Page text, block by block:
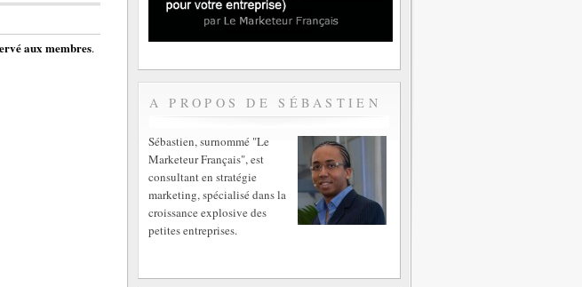
aux membres.
A PROPOS DE SÉBASTIEN
Sébastien, surnommé "Le
Marketeur Français", est
consultant en stratégie
marketing, spécialisé dans la
croissance explosive des
petites entreprises.